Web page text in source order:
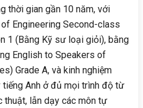
thời gian gần 10 năm, với
Engineering Second-class
1 (Bằng Kỹ sư loại giỏi), bằng
English to Speakers of
Grade A, và kinh nghiệm
tiếng Anh ở đủ mọi trình độ từ
thuật, lẫn dạy các môn tự